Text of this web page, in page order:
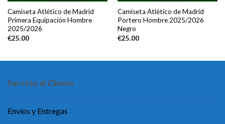
Camiseta Atlético de Madrid
Primera Equipación Hombre
2025/2026
€25.00
Camiseta Atlético de Madrid
Portero Hombre 2025/2026
Negro
€25.00
Servicio al Cliente
Envíos y Entregas